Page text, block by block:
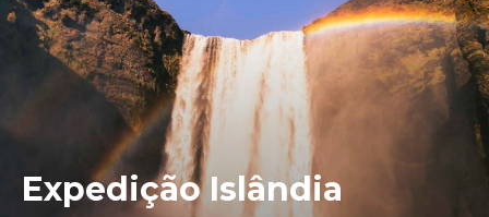
Expedição Islândia